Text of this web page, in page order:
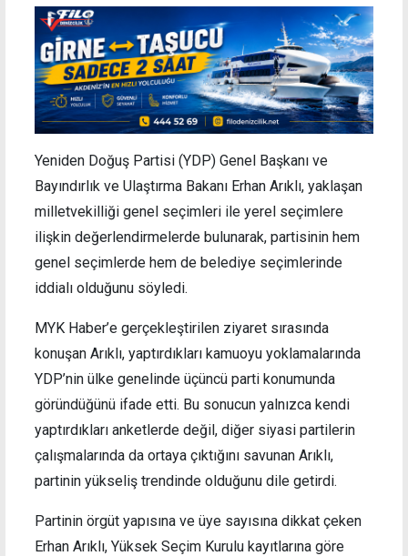
Yeniden Doğuş Partisi (YDP) Genel Başkanı ve
Bayındırlık ve Ulaştırma Bakanı Erhan Arıklı, yaklaşan
milletvekilliği genel seçimleri ile yerel seçimlere
ilişkin değerlendirmelerde bulunarak, partisinin hem
genel seçimlerde hem de belediye seçimlerinde
iddialı olduğunu söyledi.
MYK Haber’e gerçekleştirilen ziyaret sırasında
konuşan Arıklı, yaptırdıkları kamuoyu yoklamalarında
YDP’nin ülke genelinde üçüncü parti konumunda
göründüğünü ifade etti. Bu sonucun yalnızca kendi
yaptırdıkları anketlerde değil, diğer siyasi partilerin
çalışmalarında da ortaya çıktığını savunan Arıklı,
partinin yükseliş trendinde olduğunu dile getirdi.
Partinin örgüt yapısına ve üye sayısına dikkat çeken
Erhan Arıklı, Yüksek Seçim Kurulu kayıtlarına göre